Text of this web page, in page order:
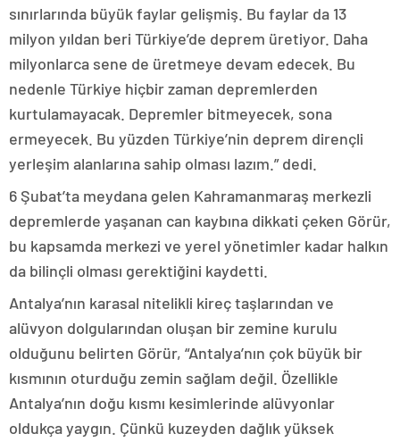
sınırlarında büyük faylar gelişmiş. Bu faylar da 13
milyon yıldan beri Türkiye’de deprem üretiyor. Daha
milyonlarca sene de üretmeye devam edecek. Bu
nedenle Türkiye hiçbir zaman depremlerden
kurtulamayacak. Depremler bitmeyecek, sona
ermeyecek. Bu yüzden Türkiye’nin deprem dirençli
yerleşim alanlarına sahip olması lazım.” dedi.
6 Şubat’ta meydana gelen Kahramanmaraş merkezli
depremlerde yaşanan can kaybına dikkati çeken Görür,
bu kapsamda merkezi ve yerel yönetimler kadar halkın
da bilinçli olması gerektiğini kaydetti.
Antalya’nın karasal nitelikli kireç taşlarından ve
alüvyon dolgularından oluşan bir zemine kurulu
olduğunu belirten Görür, “Antalya’nın çok büyük bir
kısmının oturduğu zemin sağlam değil. Özellikle
Antalya’nın doğu kısmı kesimlerinde alüvyonlar
oldukça yaygın. Çünkü kuzeyden dağlık yüksek